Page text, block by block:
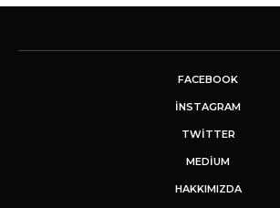
FACEBOOK
INSTAGRAM
TWITTER
MEDIUM
HAKKIMIZDA